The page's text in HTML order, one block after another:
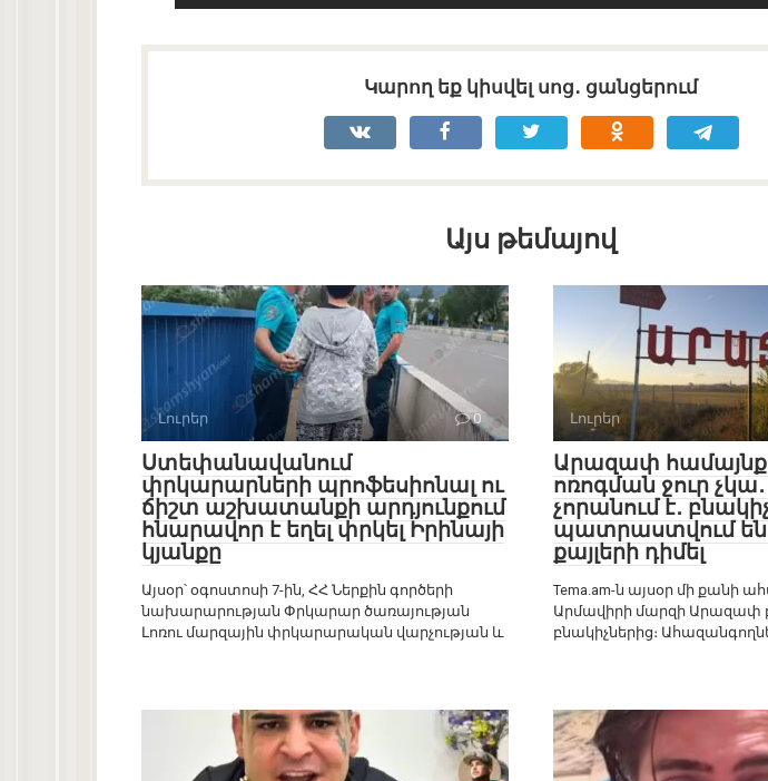
Կարող եք կիսվել սոց․ ցանցերում
Այս թեմայով
Լուրեր 0
Ստեփանավանում
փրկարարների պրոֆեսիոնալ ու
ճիշտ աշխատանքի արդյունքում
հնարավոր է եղել փրկել Իրինայի
կյանքը
Այսօր՝ օգոստոսի 7-ին, ՀՀ Ներքին գործերի
նախարարության Փրկարար ծառայության
Լոռու մարզային փրկարարական վարչության և
Լուրեր
Արազափ
ոռոգման ջուր
չորանում է․
պատրաստվում են
քայլերի դիմել
Tema.am-ն այսօր մի քանի
Արմավիրի մարզի Արազափ
բնակիչներից։